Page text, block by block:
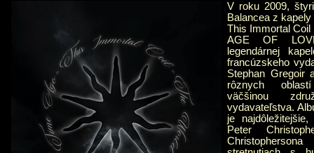
V roku 2009,
Balancea z
This Immortal
AGE OF
legendárnej
francúzskeho
Stephan Gregoir
rôznych
väčšinou
vydavateľstva.
je
Peter